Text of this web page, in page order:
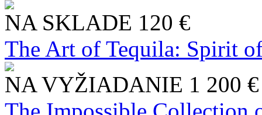
NA SKLADE 120 €
The Art of Tequila: Spirit
NA VYŽIADANIE 1 200 €